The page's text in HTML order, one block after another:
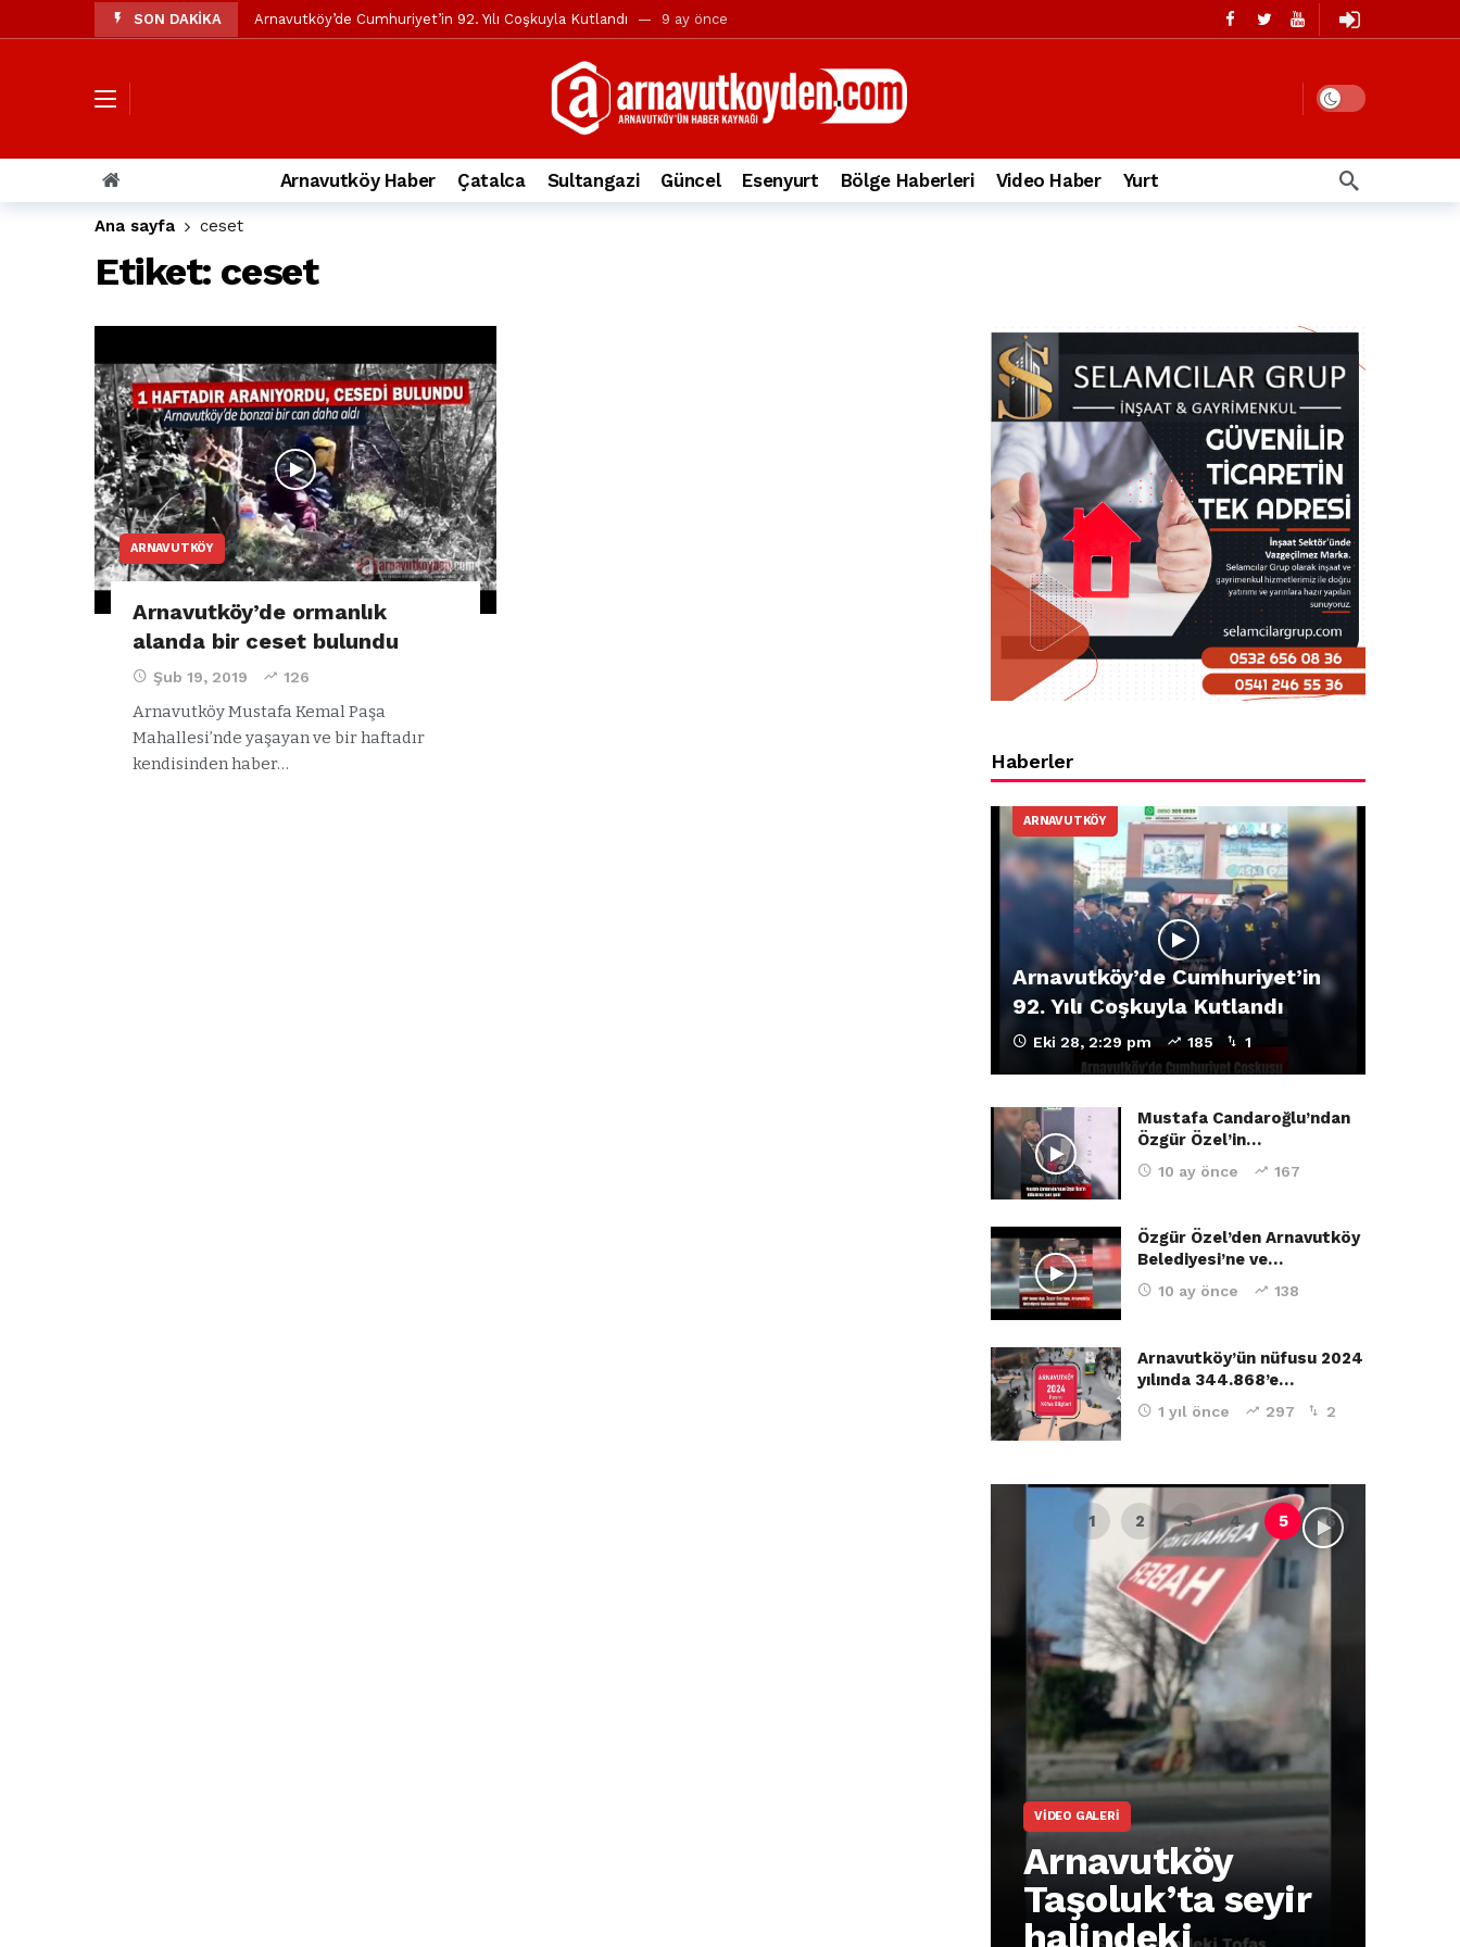
SON DAKİKA Arnavutköy’de Cumhuriyet’in 92. Yılı Coşkuyla Kutlandı 9 ay önce
Özgür Özel’den Arnavutköy Belediyesi’ne ve Mustafa Candaroğlu’na yönelik suçlamalar 10 ay önce
Arnavutköy’ün nüfusu 2024 yılında 344.868’e ulaştı 1 yıl önce
Arnavutköy Taşoluk’ta seyir halindeki otomobil alev alev yandı. 2 yıl önce
Arnavutköy İmrahor Mahallesi sakinleri protesto gösterisi düzenledi 2 yıl önce
Toprak kaydı: 3 hafriyat kamyonu birbirlerinin üzerine devrildi
Arnavutkoy Belediyesi’ne su baskını tepkisi
Arnavutköy Haber Çatalca Sultangazi Güncel Esenyurt Bölge Haberleri Video Haber Yurt
Ana sayfa ceset
Etiket: ceset
ARNAVUTKÖY
Arnavutköy’de ormanlık
alanda bir ceset bulundu
Şub 19, 2019 126
Arnavutköy Mustafa Kemal Paşa
Mahallesi’nde yaşayan ve bir haftadır
kendisinden haber…
Haberler
ARNAVUTKÖY
Arnavutköy’de Cumhuriyet’in
92. Yılı Coşkuyla Kutlandı
Eki 28, 2:29 pm 185 1
Mustafa Candaroğlu’ndan
Özgür Özel’in…
10 ay önce 167
Özgür Özel’den Arnavutköy
Belediyesi’ne ve…
10 ay önce 138
Arnavutköy’ün nüfusu 2024
yılında 344.868’e…
1 yıl önce 297 2
VIDEO GALERI
Arnavutköy
Taşoluk’ta seyir
halindeki